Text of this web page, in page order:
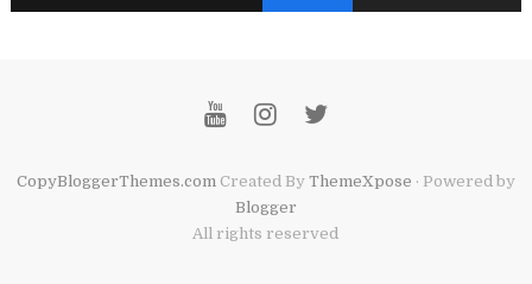
CopyBloggerThemes.com Created By ThemeXpose · Powered by
Blogger
All rights reserved